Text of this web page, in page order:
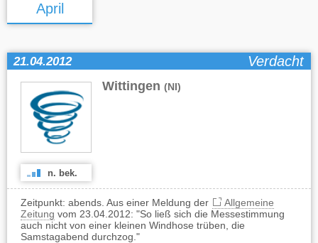
April
21.04.2012 Verdacht
Wittingen (NI)
n. bek.
Zeitpunkt: abends. Aus einer Meldung der
Allgemeine
Zeitung vom 23.04.2012: "So ließ sich die Messestimmung
auch nicht von einer kleinen Windhose trüben, die
Samstagabend durchzog."